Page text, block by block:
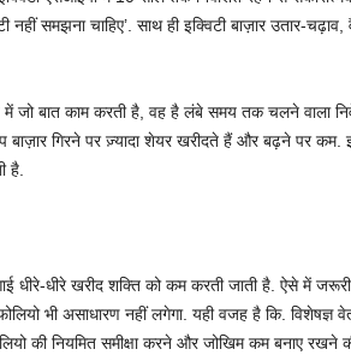
समझना चाहिए’. साथ ही इक्विटी बाज़ार उतार-
जो बात काम करती है, वह है लंबे समय तक चलने वाला
गिरने पर ज़्यादा शेयर खरीदते हैं और बढ़ने पर
है.
धीरे-धीरे खरीद शक्ति को कम करती जाती है. ऐसे में
भी असाधारण नहीं लगेगा. यही वजह है कि. विशेषज्ञ
की नियमित समीक्षा करने और जोखिम कम बनाए रखने